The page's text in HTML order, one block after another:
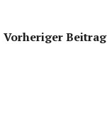
Vorheriger Beitrag